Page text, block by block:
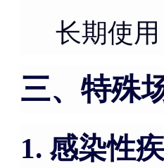
长期使
三、特殊
1. 感染性